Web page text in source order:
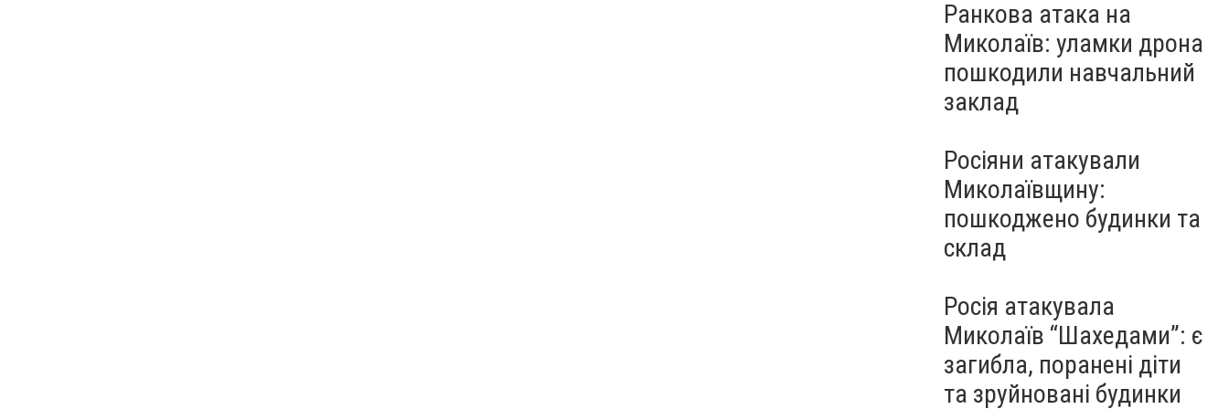
Ранкова атака на
Миколаїв: уламки дрона
пошкодили навчальний
заклад
Росіяни атакували
Миколаївщину:
пошкоджено будинки та
склад
Росія атакувала
Миколаїв “Шахедами”: є
загибла, поранені діти
та зруйновані будинки